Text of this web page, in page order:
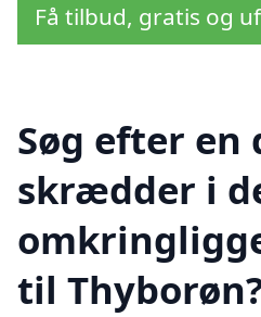
Få tilbud, gratis og
Søg efter en
skrædder i
til